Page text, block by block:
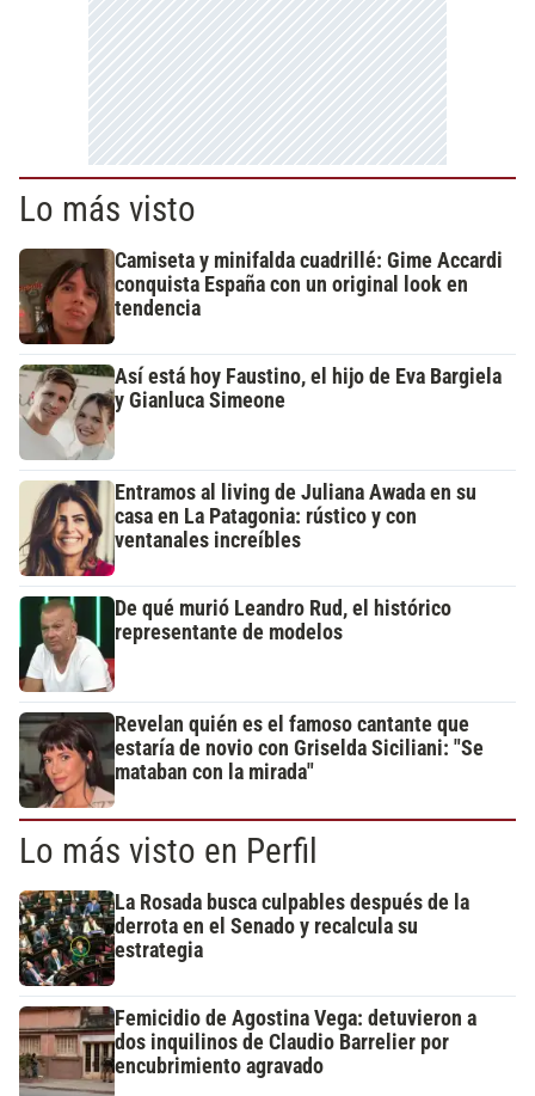
Lo más visto
Camiseta y minifalda cuadrillé: Gime Accardi
conquista España con un original look en
tendencia
Así está hoy Faustino, el hijo de Eva Bargiela
y Gianluca Simeone
Entramos al living de Juliana Awada en su
casa en La Patagonia: rústico y con
ventanales increíbles
De qué murió Leandro Rud, el histórico
representante de modelos
Revelan quién es el famoso cantante que
estaría de novio con Griselda Siciliani: "Se
mataban con la mirada"
Lo más visto en Perfil
La Rosada busca culpables después de la
derrota en el Senado y recalcula su
estrategia
Femicidio de Agostina Vega: detuvieron a
dos inquilinos de Claudio Barrelier por
encubrimiento agravado